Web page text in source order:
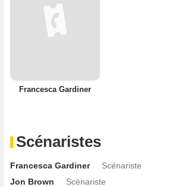
Francesca Gardiner
Scénaristes
Francesca Gardiner
Scénariste
Jon Brown
Scénariste